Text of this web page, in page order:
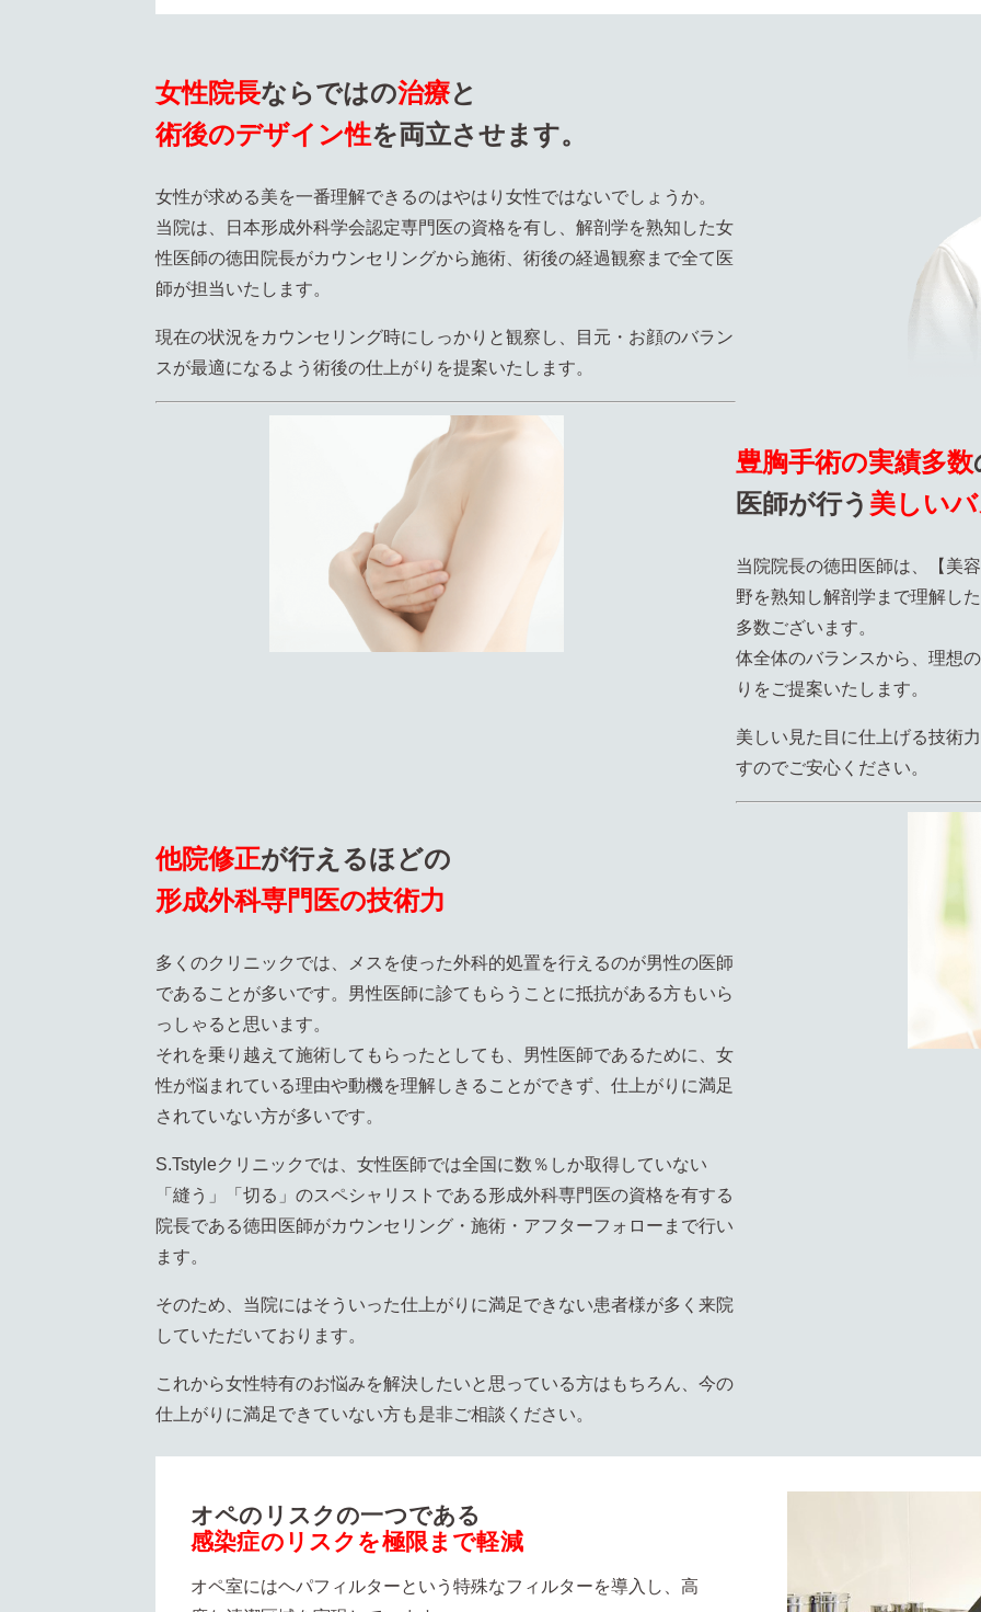
女性院長ならではの治療と
術後のデザイン性を両立させます。
女性が求める美を一番理解できるのはやはり女性ではないでしょうか。
当院は、日本形成外科学会認定専門医の資格を有し、解剖学を熟知した女
性医師の徳田院長がカウンセリングから施術、術後の経過観察まで全て医
師が担当いたします。
現在の状況をカウンセリング時にしっかりと観察し、目元・お顔のバラン
スが最適になるよう術後の仕上がりを提案いたします。
豊胸手術の実績多数
医師が行う 美しい
当院院長の徳田医師は、【美
野を熟知し解剖学まで理解し
多数ございます。
体全体のバランスから、理想
りをご提案いたします。
美しい見た目に仕上げる技術
すのでご安心ください。
他院修正が行えるほどの
形成外科専門医の技術力
多くのクリニックでは、メスを使った外科的処置を行えるのが男性の医師
であることが多いです。男性医師に診てもらうことに抵抗がある方もいら
っしゃると思います。
それを乗り越えて施術してもらったとしても、男性医師であるために、女
性が悩まれている理由や動機を理解しきることができず、仕上がりに満足
されていない方が多いです。
S.Tstyleクリニックでは、女性医師では全国に数％しか取得していない
「縫う」「切る」のスペシャリストである形成外科専門医の資格を有する
院長である徳田医師がカウンセリング・施術・アフターフォローまで行い
ます。
そのため、当院にはそういった仕上がりに満足できない患者様が多く来院
していただいております。
これから女性特有のお悩みを解決したいと思っている方はもちろん、今の
仕上がりに満足できていない方も是非ご相談ください。
オペのリスクの一つである
感染症のリスクを極限まで軽減
オペ室にはヘパフィルターという特殊なフィルターを導入し、高